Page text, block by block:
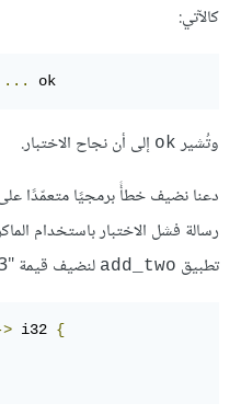
كالآتي:
... ok
وتُشير ok إلى أن نجاح الاختبار.
دعنا نضيف خطأً برمجيًا متعمّدًا
رسالة فشل الاختبار باستخدام
تطبيق add_two لنضيف قيمة "3" بدلًا من "2":
i32 {